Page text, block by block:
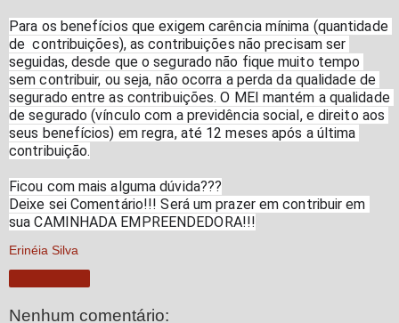
Para os benefícios que exigem carência mínima (quantidade
de  contribuições), as contribuições não precisam ser
seguidas, desde que o segurado não fique muito tempo
sem contribuir, ou seja, não ocorra a perda da qualidade de
segurado entre as contribuições. O MEI mantém a qualidade
de segurado (vínculo com a previdência social, e direito aos
seus benefícios) em regra, até 12 meses após a última
contribuição.
Ficou com mais alguma dúvida???
Deixe sei Comentário!!! Será um prazer em contribuir em
sua CAMINHADA EMPREENDEDORA!!!
Erinéia Silva
Nenhum comentário: